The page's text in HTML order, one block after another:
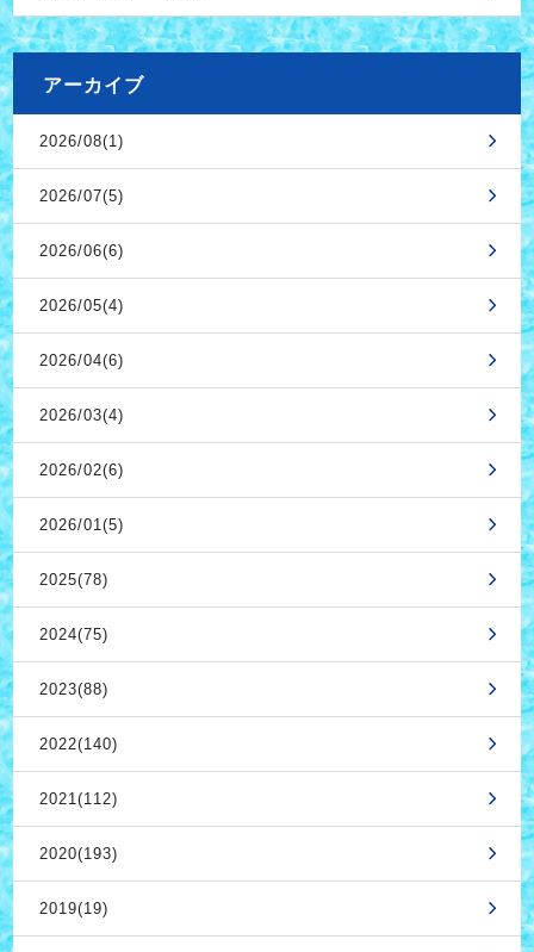
アーカイブ
2026/08(1)
2026/07(5)
2026/06(6)
2026/05(4)
2026/04(6)
2026/03(4)
2026/02(6)
2026/01(5)
2025(78)
2024(75)
2023(88)
2022(140)
2021(112)
2020(193)
2019(19)